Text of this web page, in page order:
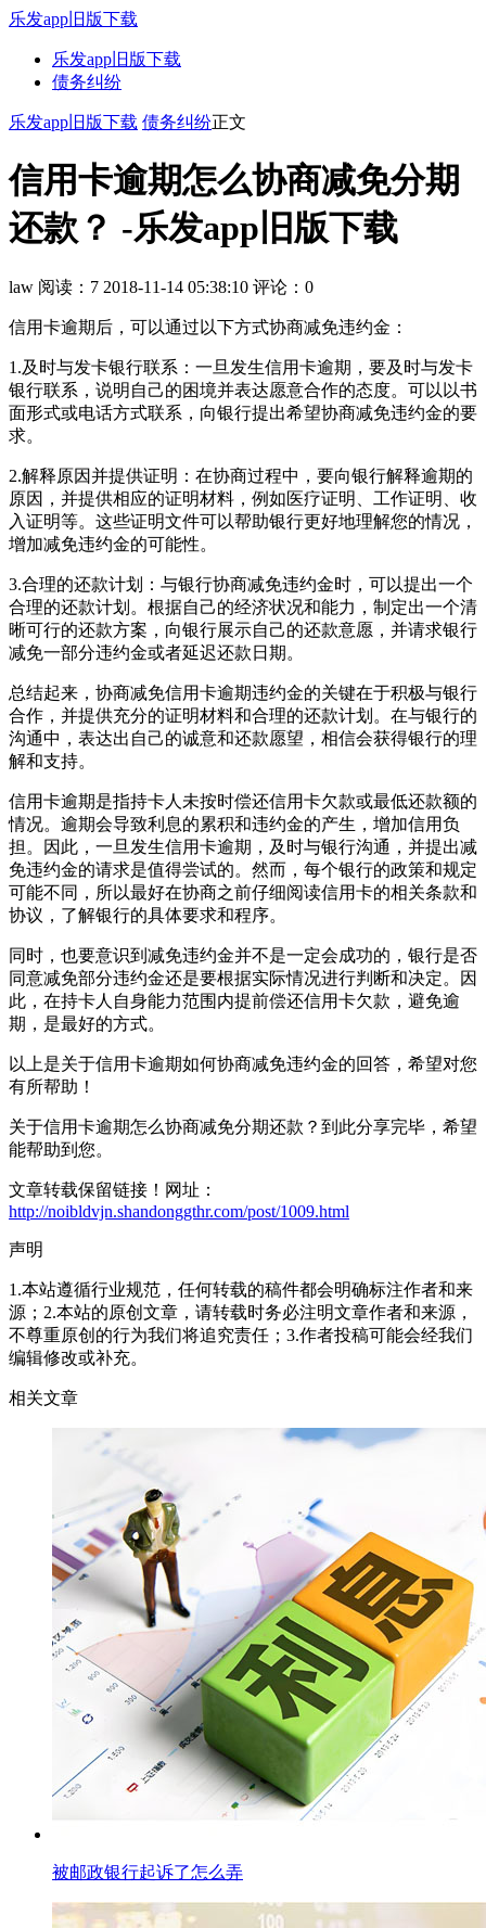
乐发app旧版下载
乐发app旧版下载
债务纠纷
乐发app旧版下载 债务纠纷正文
信用卡逾期怎么协商减免分期
还款？ -乐发app旧版下载
law 阅读：7 2018-11-14 05:38:10 评论：0
信用卡逾期后，可以通过以下方式协商减免违约金：
1.及时与发卡银行联系：一旦发生信用卡逾期，要及时与发卡
银行联系，说明自己的困境并表达愿意合作的态度。可以以书
面形式或电话方式联系，向银行提出希望协商减免违约金的要
求。
2.解释原因并提供证明：在协商过程中，要向银行解释逾期的
原因，并提供相应的证明材料，例如医疗证明、工作证明、收
入证明等。这些证明文件可以帮助银行更好地理解您的情况，
增加减免违约金的可能性。
3.合理的还款计划：与银行协商减免违约金时，可以提出一个
合理的还款计划。根据自己的经济状况和能力，制定出一个清
晰可行的还款方案，向银行展示自己的还款意愿，并请求银行
减免一部分违约金或者延迟还款日期。
总结起来，协商减免信用卡逾期违约金的关键在于积极与银行
合作，并提供充分的证明材料和合理的还款计划。在与银行的
沟通中，表达出自己的诚意和还款愿望，相信会获得银行的理
解和支持。
信用卡逾期是指持卡人未按时偿还信用卡欠款或最低还款额的
情况。逾期会导致利息的累积和违约金的产生，增加信用负
担。因此，一旦发生信用卡逾期，及时与银行沟通，并提出减
免违约金的请求是值得尝试的。然而，每个银行的政策和规定
可能不同，所以最好在协商之前仔细阅读信用卡的相关条款和
协议，了解银行的具体要求和程序。
同时，也要意识到减免违约金并不是一定会成功的，银行是否
同意减免部分违约金还是要根据实际情况进行判断和决定。因
此，在持卡人自身能力范围内提前偿还信用卡欠款，避免逾
期，是最好的方式。
以上是关于信用卡逾期如何协商减免违约金的回答，希望对您
有所帮助！
关于信用卡逾期怎么协商减免分期还款？到此分享完毕，希望
能帮助到您。
文章转载保留链接！网址：
http://noibldvjn.shandonggthr.com/post/1009.html
声明
1.本站遵循行业规范，任何转载的稿件都会明确标注作者和来
源；2.本站的原创文章，请转载时务必注明文章作者和来源，
不尊重原创的行为我们将追究责任；3.作者投稿可能会经我们
编辑修改或补充。
相关文章
被邮政银行起诉了怎么弄